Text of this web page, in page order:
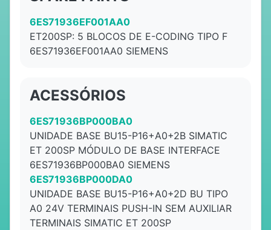
6ES71936EF001AA0
ET200SP: 5 BLOCOS DE E-CODING TIPO F
6ES71936EF001AA0 SIEMENS
ACESSÓRIOS
6ES71936BP000BA0
UNIDADE BASE BU15-P16+A0+2B SIMATIC
ET 200SP MÓDULO DE BASE INTERFACE
6ES71936BP000BA0 SIEMENS
6ES71936BP000DA0
UNIDADE BASE BU15-P16+A0+2D BU TIPO
A0 24V TERMINAIS PUSH-IN SEM AUXILIAR
TERMINAIS SIMATIC ET 200SP